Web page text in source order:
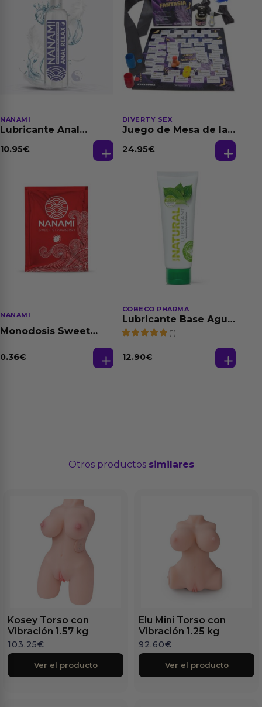
NANAMI
Lubricante Anal
Dilatación Base Agua
10.95€
DIVERTY SEX
Juego de Mesa de las
24.95€
NANAMI
Monodosis Sweet
0.36€
COBECO PHARMA
Lubricante Base Agua
100% Natural 125 ml
(1)
12.90€
Otros productos similares
Kosey Torso con
Vibración 1.57 kg
103.25€
Ver el producto
Elu Mini Torso con
Vibración 1.25 kg
92.60€
Ver el producto